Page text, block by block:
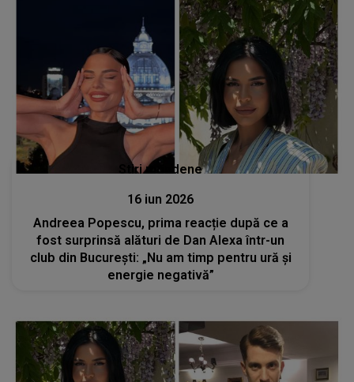
Stiri mondene
16 iun 2026
Andreea Popescu, prima reacție după ce a
fost surprinsă alături de Dan Alexa într-un
club din București: „Nu am timp pentru ură și
energie negativă”